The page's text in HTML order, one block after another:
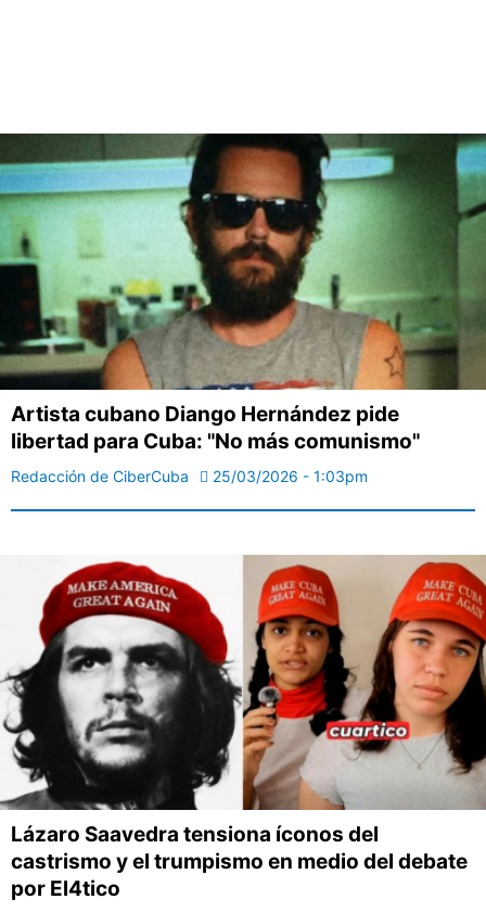
Artista cubano Diango Hernández pide
libertad para Cuba: "No más comunismo"
Redacción de CiberCuba 25/03/2026 - 1:03pm
Lázaro Saavedra tensiona íconos del
castrismo y el trumpismo en medio del debate
por El4tico